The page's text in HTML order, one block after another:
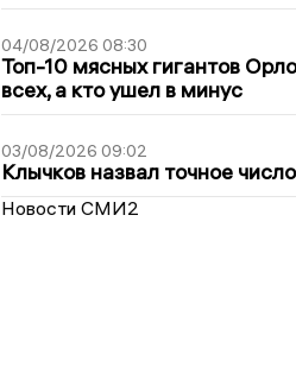
04/08/2026 08:30
Топ-10 мясных гигантов
всех, а кто ушел в минус
03/08/2026 09:02
Клычков назвал точное
Новости СМИ2